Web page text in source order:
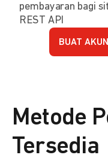
pembayaran bagi
REST API
BUAT AKUN
Metode
Tersedia